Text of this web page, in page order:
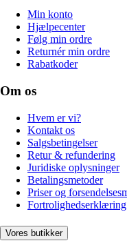
Min konto
Hjælpecenter
Følg min ordre
Returnér min ordre
Rabatkoder
Om os
Hvem er vi?
Kontakt os
Salgsbetingelser
Retur & refundering
Juridiske oplysninger
Betalingsmetoder
Priser og
Fortrolighedserklæring
Vores butikker